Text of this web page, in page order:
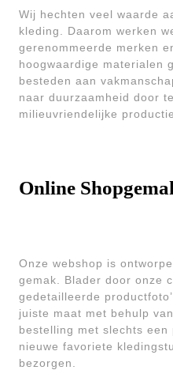
Wij hechten veel waarde
kleding. Daarom werken
gerenommeerde merken
hoogwaardige materialen
besteden aan
naar duurzaamheid door
milieuvriendelijke
Online
Onze webshop is
gemak. Blader door onze
gedetailleerde
juiste maat met behulp
bestelling met slechts
nieuwe favoriete
bezorgen.